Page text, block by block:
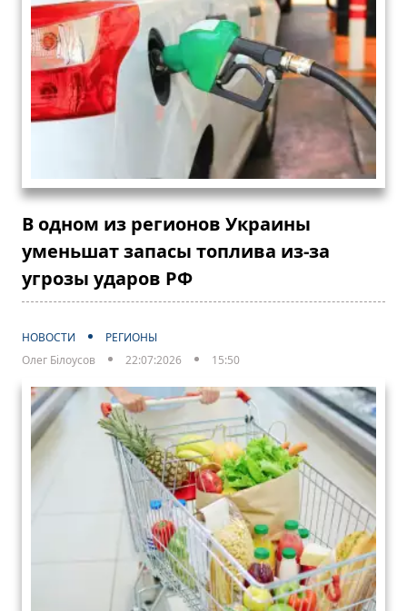
В одном из регионов Украины
уменьшат запасы топлива из-за
угрозы ударов РФ
НОВОСТИ
РЕГИОНЫ
Олег Білоусов
22:07:2026 15:50